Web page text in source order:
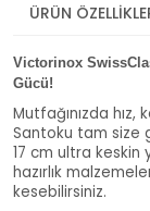
ÜRÜN
Victorinox
Gücü!
Mutfağınızda hız,
Santoku tam size
17 cm ultra keskin
hazırlık
kesebilirsiniz.